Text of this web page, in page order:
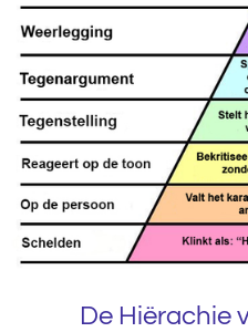
De Hiërachie